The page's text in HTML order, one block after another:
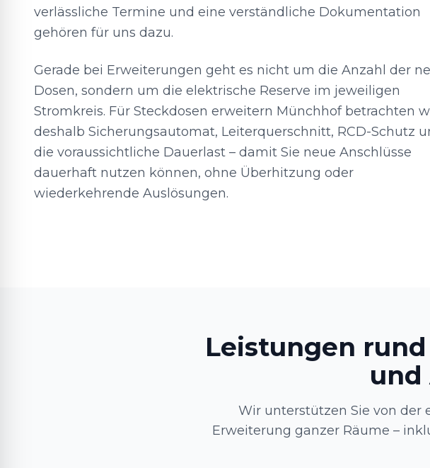
verlässliche Termine und eine verständliche Dokumentation
gehören für uns dazu.
Gerade bei Erweiterungen geht es nicht um die Anzahl der
Dosen, sondern um die elektrische Reserve im jeweiligen
Stromkreis. Für Steckdosen erweitern Münchhof betrachten
deshalb Sicherungsautomat, Leiterquerschnitt, RCD-Schutz
die voraussichtliche Dauerlast – damit Sie neue Anschlüsse
dauerhaft nutzen können, ohne Überhitzung oder
wiederkehrende Auslösungen.
Leistungen
und
Wir unterstützen Sie von der
Erweiterung ganzer Räume –